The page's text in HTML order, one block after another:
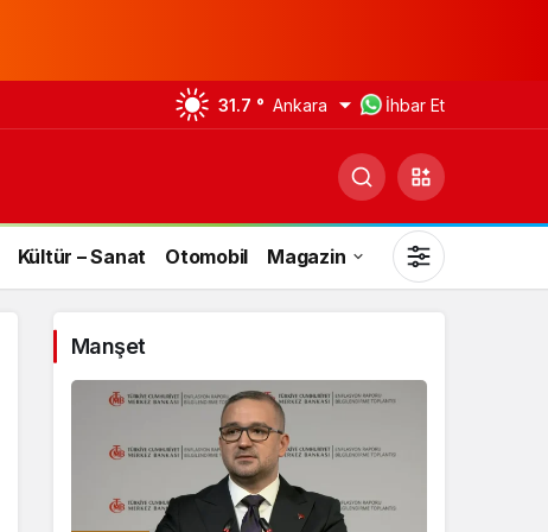
31.7 ° Ankara İhbar Et
Kültür – Sanat Otomobil Magazin
Gündüz Modu
Gündüz modunu seçin.
Manşet